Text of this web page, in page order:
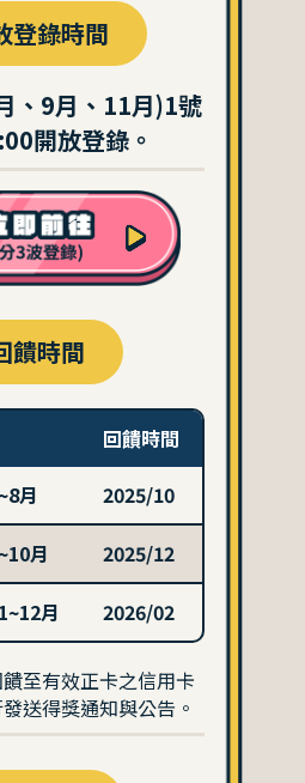
登錄時間
、9月、11月)1號
開放登錄。
饋時間
回饋時間
月
2025/10
月 2025/12
月 2026/02
至有效正卡之信用卡
送得獎通知與公告。